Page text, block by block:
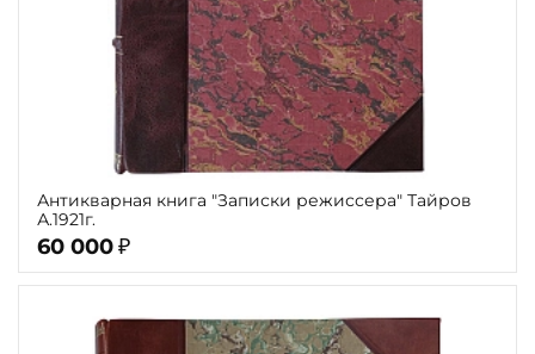
Антикварная книга "Записки режиссера" Тайров
А.1921г.
60 000 ₽